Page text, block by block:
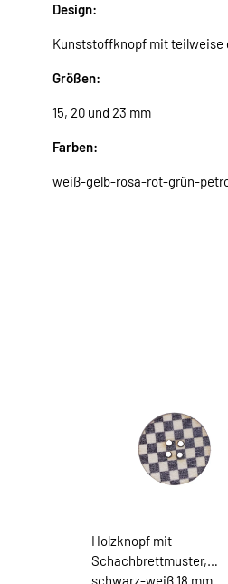
Design:
Kunststoffknopf mit teilweise
Größen:
15, 20 und 23 mm
Farben:
weiß-gelb-rosa-rot-grün-
Holzknopf mit
Schachbrettmuster,
schwarz-weiß 18 mm